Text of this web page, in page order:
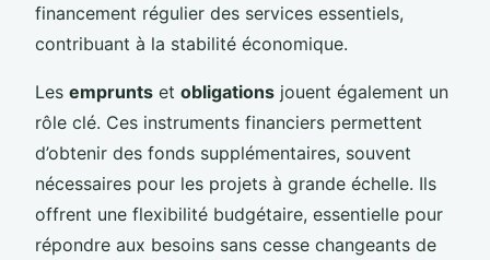
financement régulier des services essentiels,
contribuant à la stabilité économique.
Les emprunts et obligations jouent également un
rôle clé. Ces instruments financiers permettent
d’obtenir des fonds supplémentaires, souvent
nécessaires pour les projets à grande échelle. Ils
offrent une flexibilité budgétaire, essentielle pour
répondre aux besoins sans cesse changeants de